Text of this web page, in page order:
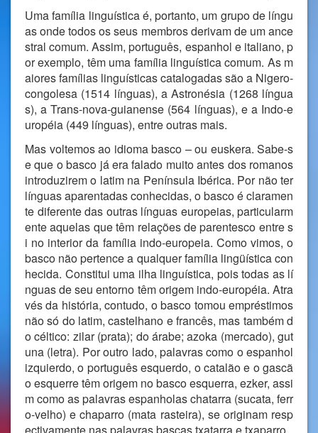
Uma família linguística é, portanto, um grupo de língu
as onde todos os seus membros derivam de um ance
stral comum. Assim, português, espanhol e italiano, p
or exemplo, têm uma família linguística comum. As m
aiores famílias linguísticas catalogadas são a Nigero-
congolesa (1514 línguas), a Astronésia (1268 língua
s), a Trans-nova-guianense (564 línguas), e a Indo-e
uropéia (449 línguas), entre outras mais.
Mas voltemos ao idioma basco – ou euskera. Sabe-s
e que o basco já era falado muito antes dos romanos
introduzirem o latim na Península Ibérica. Por não ter
línguas aparentadas conhecidas, o basco é claramen
te diferente das outras línguas europeias, particularm
ente aquelas que têm relações de parentesco entre s
i no interior da família indo-europeia. Como vimos, o
basco não pertence a qualquer família lingüística con
hecida. Constitui uma ilha linguística, pois todas as lí
nguas de seu entorno têm origem indo-européia. Atra
vés da história, contudo, o basco tomou empréstimos
não só do latim, castelhano e francês, mas também d
o céltico: zilar (prata); do árabe; azoka (mercado), gut
una (letra). Por outro lado, palavras como o espanhol
izquierdo, o português esquerdo, o catalão e o gascã
o esquerre têm origem no basco esquerra, ezker, assi
m como as palavras espanholas chatarra (sucata, ferr
o-velho) e chaparro (mata rasteira), se originam resp